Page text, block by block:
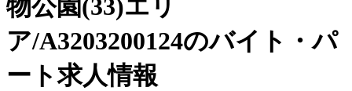
物公園(33)エリ
ア/A3203200124のバイト・パ
ート求人情報